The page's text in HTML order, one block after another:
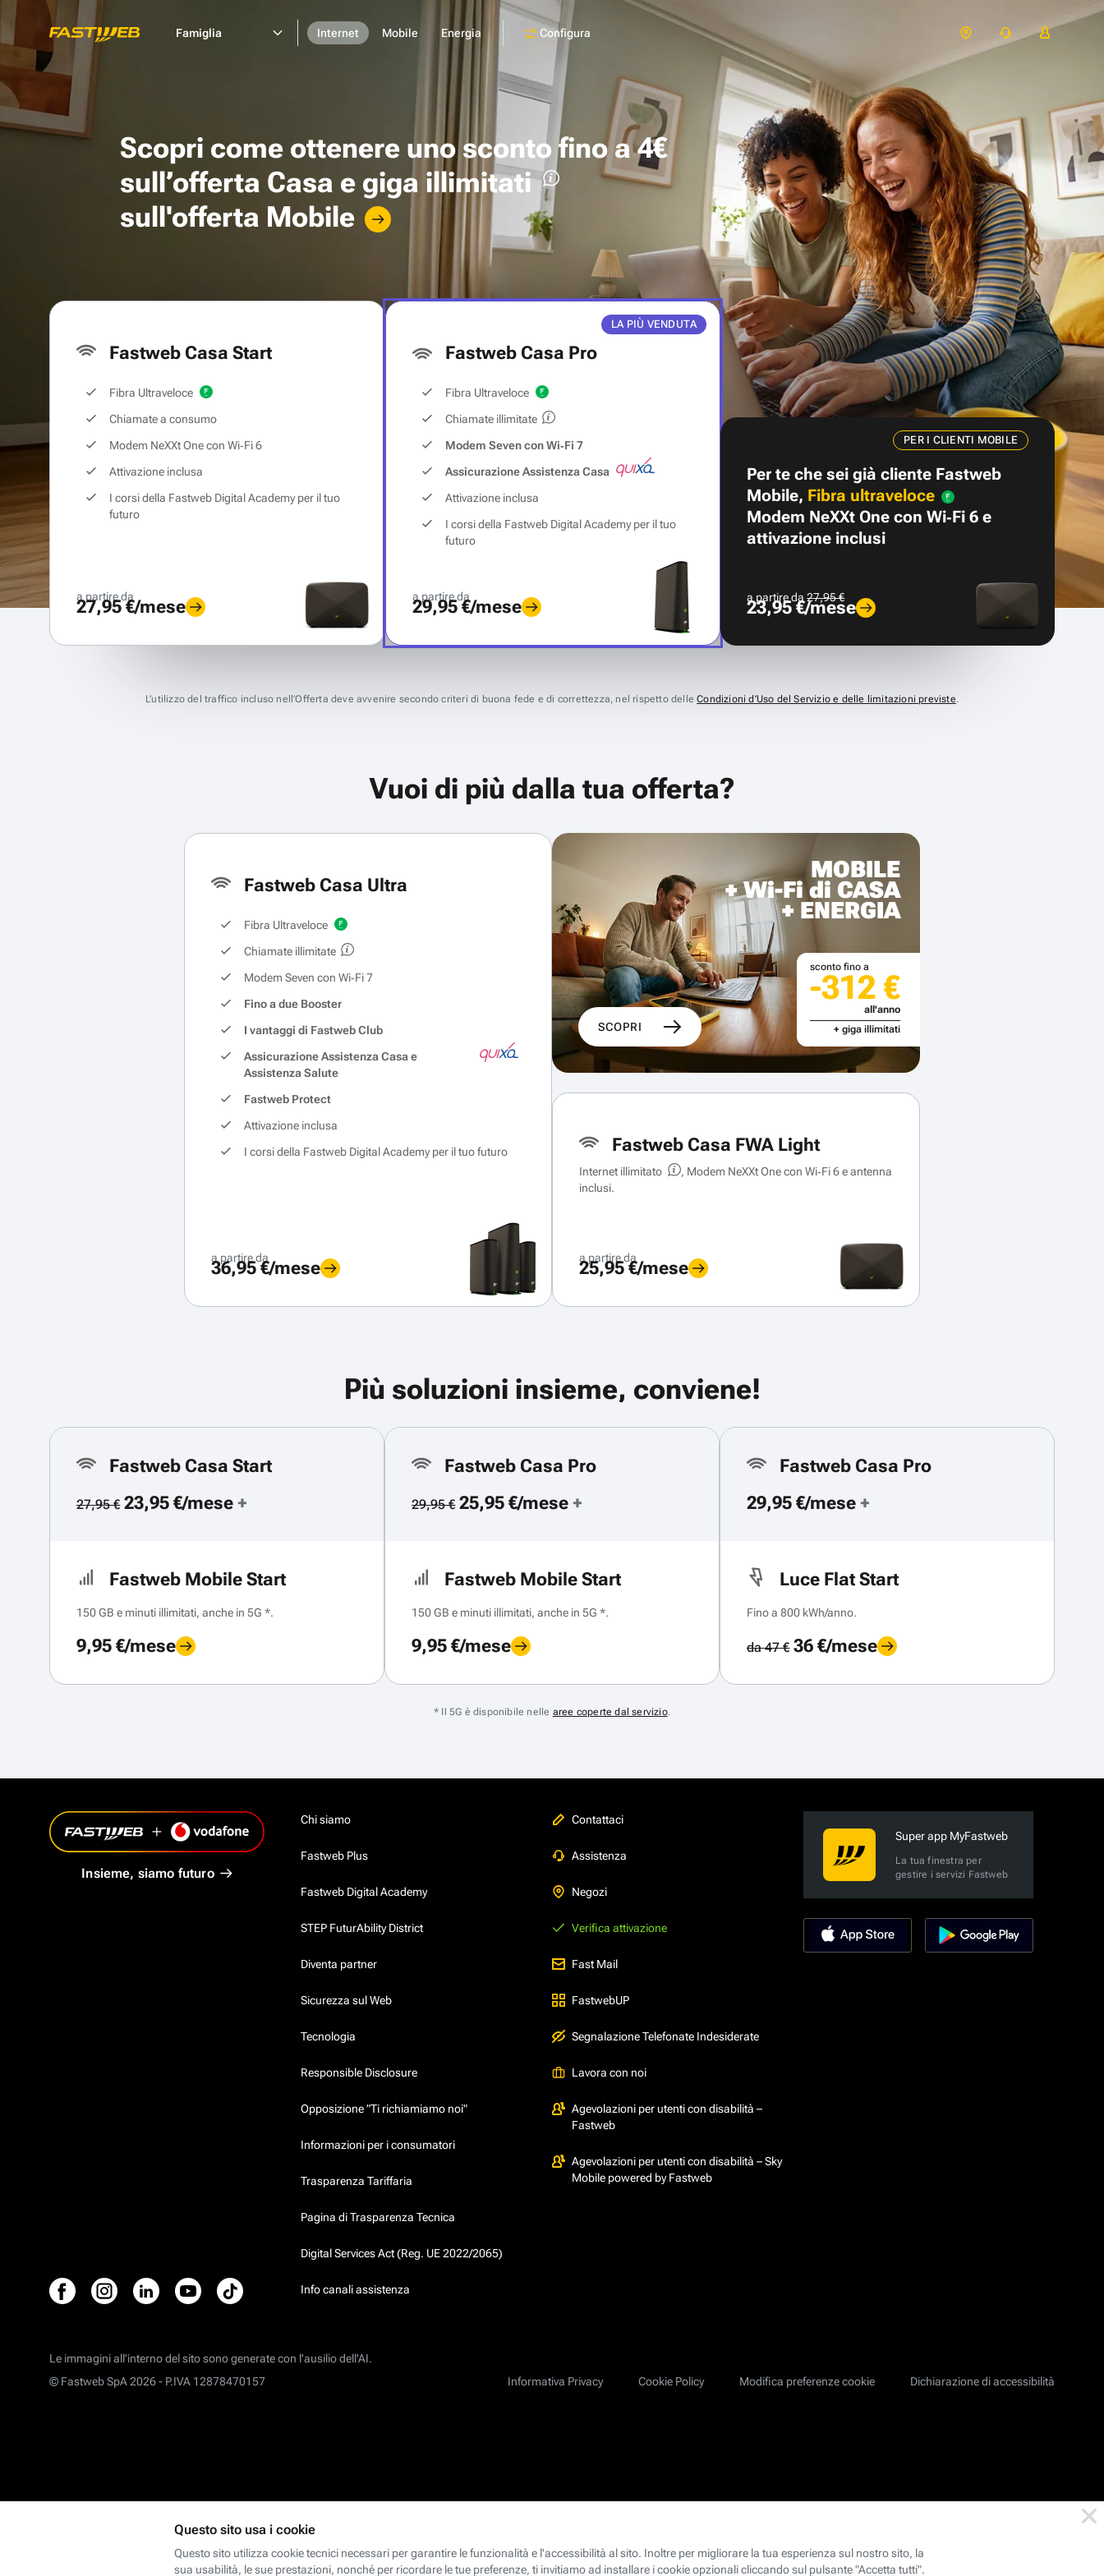
Famiglia Internet Mobile Energia Configura
Scopri come ottenere unosconto fino a 4€
sull’offerta Casa e giga illimitati
sull'offerta Mobile
Fastweb Casa Start
Fibra Ultraveloce
Chiamate a consumo
Modem NeXXt One con Wi‑Fi 6
Attivazione inclusa
I corsi della Fastweb Digital Academy per il tuo
futuro
a partire da
27,95 €/mese
LA PIÙ VENDUTA
Fastweb Casa Pro
Fibra Ultraveloce
Chiamate illimitate
Modem Seven con Wi‑Fi 7
Assicurazione Assistenza Casa
Attivazione inclusa
I corsi della Fastweb Digital Academy per il tuo
futuro
a partire da
29,95 €/mese
PER I CLIENTI MOBILE
Per te che sei già cliente Fastweb
Mobile, Fibra ultraveloce
Modem NeXXt One con Wi‑Fi 6 e
attivazione inclusi
a partire da27,95 €
23,95 €/mese
L’utilizzo del traffico incluso nell’Offerta deve avvenire secondo criteri di buona fede e di correttezza, nel rispetto delleCondizioni d’Uso del Servizio e delle limitazioni previste.
Vuoi di più dalla tua offerta?
Fastweb Casa Ultra
Fibra Ultraveloce
Chiamate illimitate
Modem Seven con Wi‑Fi 7
Fino a due Booster
I vantaggi di Fastweb Club
Assicurazione Assistenza Casa e
Assistenza Salute
Fastweb Protect
Attivazione inclusa
I corsi della Fastweb Digital Academy per il tuo futuro
a partire da
36,95 €/mese
MOBILE
+ Wi-Fi di CASA
+ ENERGIA
SCOPRI
sconto fino a
-312 €
all'anno
+ giga illimitati
Fastweb Casa FWA Light
Internet illimitato
, Modem NeXXt One con Wi‑Fi 6 e antenna
inclusi.
a partire da
25,95 €/mese
Più soluzioni insieme, conviene!
Fastweb Casa Start
27,95 €23,95 €/mese +
Fastweb Mobile Start
150 GB e minuti illimitati, anche in 5G *.
9,95 €/mese
Fastweb Casa Pro
29,95 €25,95 €/mese +
Fastweb Mobile Start
150 GB e minuti illimitati, anche in 5G *.
9,95 €/mese
Fastweb Casa Pro
29,95 €/mese +
Luce Flat Start
Fino a 800 kWh/anno.
da 47 €36 €/mese
* Il 5G è disponibile nelle aree coperte dal servizio.
Insieme, siamo futuro
Chi siamo
Fastweb Plus
Fastweb Digital Academy
STEP FuturAbility District
Diventa partner
Sicurezza sul Web
Tecnologia
Responsible Disclosure
Opposizione "Ti richiamiamo noi"
Informazioni per i consumatori
Trasparenza Tariffaria
Pagina di Trasparenza Tecnica
Digital Services Act (Reg. UE 2022/2065)
Info canali assistenza
Contattaci
Assistenza
Negozi
Verifica attivazione
Fast Mail
FastwebUP
Segnalazione Telefonate Indesiderate
Lavora con noi
Agevolazioni per utenti con disabilità –
Fastweb
Agevolazioni per utenti con disabilità – Sky
Mobile powered by Fastweb
Super app MyFastweb
La tua finestra per
gestire i servizi Fastweb
Le immagini all’interno del sito sono generate con l'ausilio dell'AI.
Informativa Privacy
Cookie Policy Modifica preferenze cookie Dichiarazione di accessibilità
© Fastweb SpA 2026 - P.IVA 12878470157